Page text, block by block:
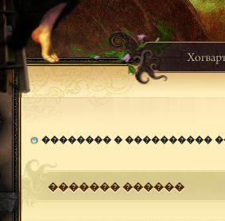
�������� � ����������
������� ������